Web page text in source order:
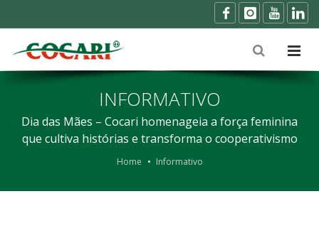
INFORMATIVO
Dia das Mães – Cocari homenageia a força feminina
que cultiva histórias e transforma o cooperativismo
Home Informativo